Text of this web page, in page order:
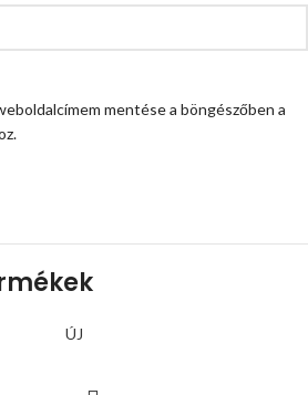
mentése a böngészőben a
ÚJ